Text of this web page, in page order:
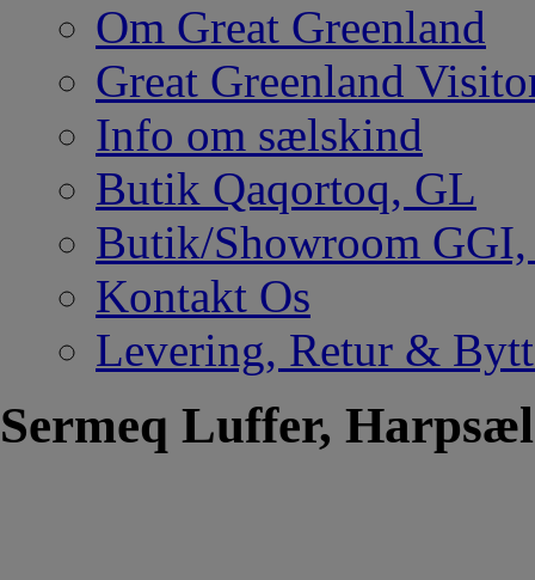
Om Great Greenland
Great Greenland
Info om sælskind
Butik Qaqortoq, GL
Butik/Showroom
Kontakt Os
Levering, Retur &
Sermeq Luffer,